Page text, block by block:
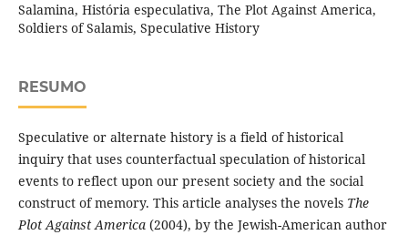
Salamina, História especulativa, The Plot Against America,
Soldiers of Salamis, Speculative History
RESUMO
Speculative or alternate history is a field of historical
inquiry that uses counterfactual speculation of historical
events to reflect upon our present society and the social
construct of memory. This article analyses the novels The
Plot Against America(2004), by the Jewish-American author